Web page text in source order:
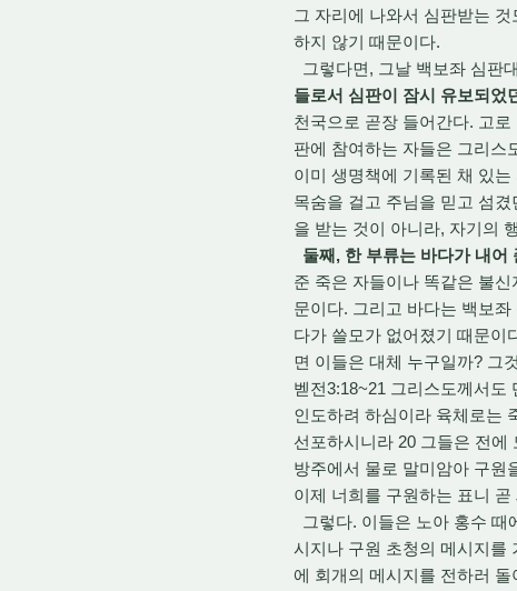
그 자리에 나와서 심판받는
하지 않기 때문이다.
그렇다면, 그날 백보좌 심판
들로서 심판이 잠시 유보되었
천국으로 곧장 들어간다. 고
판에 참여하는 자들은 그리스
이미 생명책에 기록된 채 있
목숨을 걸고 주님을 믿고 섬
을 받는 것이 아니라, 자기의
둘째, 한 부류는 바다가 내어
준 죽은 자들이나 똑같은 불
문이다. 그리고 바다는 백보
다가 쓸모가 없어졌기 때문이
면 이들은 대체 누구일까? 그
벧전3:18~21 그리스도께서도
인도하려 하심이라 육체로는
선포하시니라 20 그들은 전
방주에서 물로 말미암아 구원
이제 너희를 구원하는 표니
그렇다. 이들은 노아 홍수 때
시지나 구원 초청의 메시지를
에 회개의 메시지를 전하러